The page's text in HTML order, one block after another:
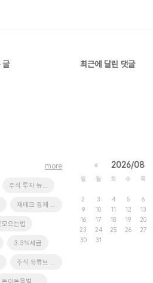
글 최근에 달린 댓글
주식 투자 뉴스
재테크 경제 뉴스
모으는법
3.3%세금
주식 유튜브 채널
more « 2026/08
일 월 화 수 목
2
3 4 5 6
9
10 11 12 13
16
17 18 19 20
23
24 25 26 27
30
31